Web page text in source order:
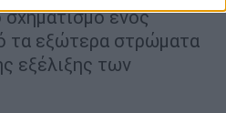
σχηματισμό ενός
τα εξώτερα στρώματα
εξέλιξης των